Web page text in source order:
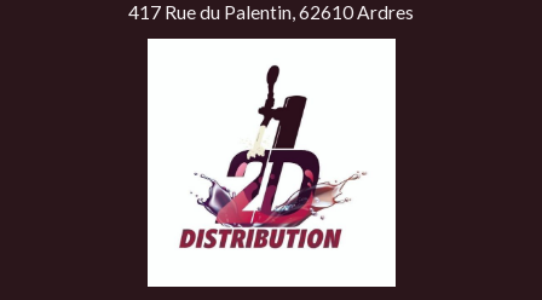
417 Rue du Palentin, 62610 Ardres